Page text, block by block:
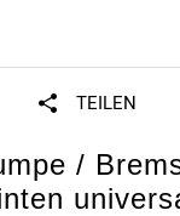
TEILEN
/